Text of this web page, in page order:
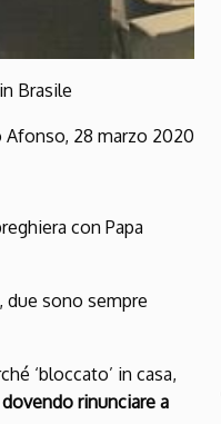
Brasile
Afonso, 28 marzo 2020
con Papa
due sono sempre
‘bloccato’ in casa,
rinunciare a